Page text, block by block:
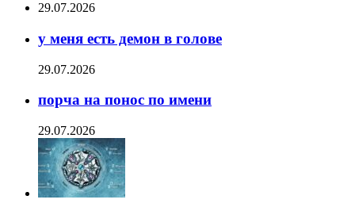
29.07.2026
у меня есть демон в голове
29.07.2026
порча на понос по имени
29.07.2026